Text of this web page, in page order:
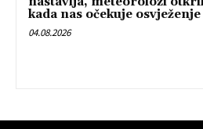
kada nas očekuje osvježenje
04.08.2026